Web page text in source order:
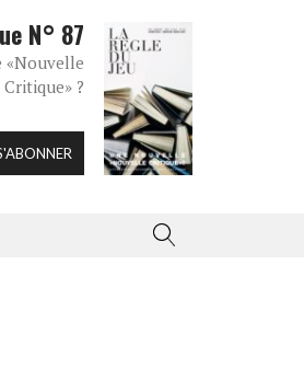
N° 87
«Nouvelle
Critique» ?